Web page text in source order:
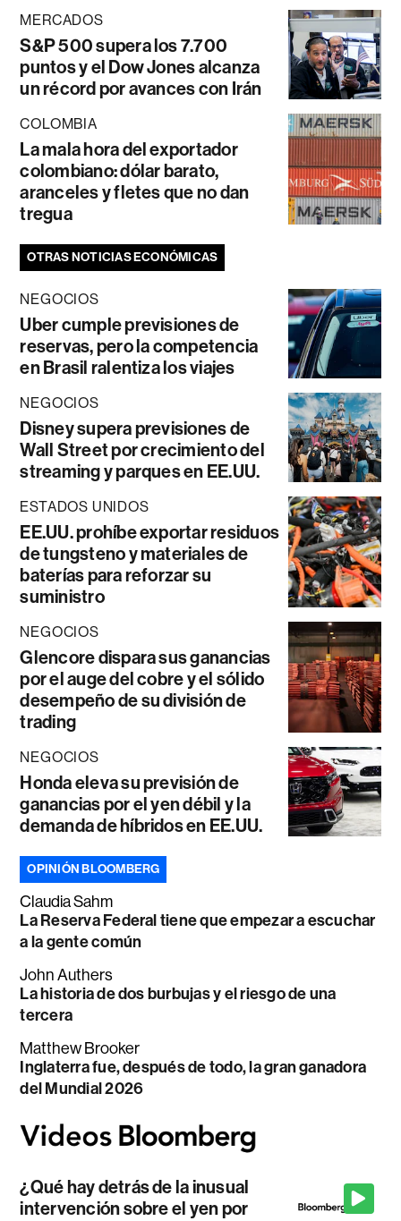
MERCADOS
S&P 500 supera los 7.700
puntos y el Dow Jones alcanza
un récord por avances con Irán
COLOMBIA
La mala hora del exportador
colombiano: dólar barato,
aranceles y fletes que no dan
tregua
OTRAS NOTICIAS ECONÓMICAS
NEGOCIOS
Uber cumple previsiones de
reservas, pero la competencia
en Brasil ralentiza los viajes
NEGOCIOS
Disney supera previsiones de
Wall Street por crecimiento del
streaming y parques en EE.UU.
ESTADOS UNIDOS
EE.UU. prohíbe exportar residuos
de tungsteno y materiales de
baterías para reforzar su
suministro
NEGOCIOS
Glencore dispara sus ganancias
por el auge del cobre y el sólido
desempeño de su división de
trading
NEGOCIOS
Honda eleva su previsión de
ganancias por el yen débil y la
demanda de híbridos en EE.UU.
OPINIÓN BLOOMBERG
Claudia Sahm
La Reserva Federal tiene que empezar a escuchar
a la gente común
John Authers
La historia de dos burbujas y el riesgo de una
tercera
Matthew Brooker
Inglaterra fue, después de todo, la gran ganadora
del Mundial 2026
¿Qué hay detrás de la inusual
intervención sobre el yen por